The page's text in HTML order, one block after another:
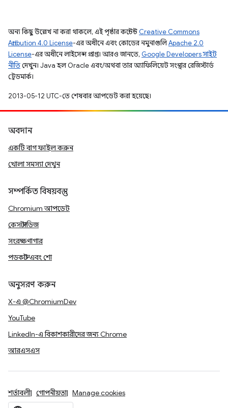
অন্য কিছু উল্লেখ না করা থাকলে, এই পৃষ্ঠার কন্টেন্ট Creative Commons
Attribution 4.0 License-এর অধীনে এবং কোডের নমুনাগুলিApache 2.0
License-এর অধীনে লাইসেন্স প্রাপ্ত। আরও জানতে, Google Developers সাইট
নীতিদেখুন। Java হল Oracle এবং/অথবা তার অ্যাফিলিয়েট সংস্থার রেজিস্টার্ড
ট্রেডমার্ক।
2013-05-12 UTC-তে শেষবার আপডেট করা হয়েছে।
অবদান
একটি বাগ ফাইল করুন
খোলা সমস্যা দেখুন
সম্পর্কিত বিষয়বস্তু
Chromium আপডেট
কেস স্টাডিজ
সংরক্ষণাগার
পডকাস্ট এবং শো
অনুসরণ করুন
X-এ @ChromiumDev
YouTube
LinkedIn-এ বিকাশকারীদের জন্য Chrome
আরএসএস
শর্তাবলী গোপনীয়তা Manage cookies